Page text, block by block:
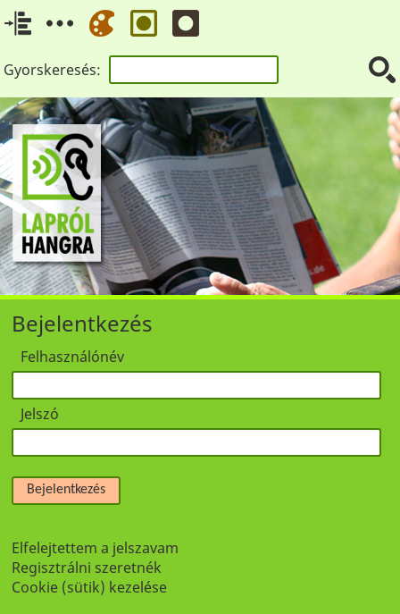
Gyorskeresés:
Bejelentkezés
Felhasználónév
Jelszó
Bejelentkezés
Elfelejtettem a jelszavam
Regisztrálni szeretnék
Cookie (sütik) kezelése